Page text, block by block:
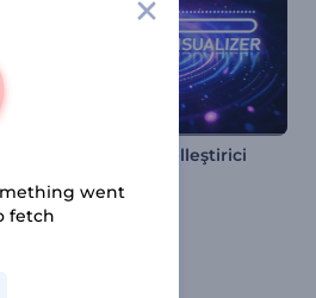
Ses Dalgası Görselleştirici
went
fetch